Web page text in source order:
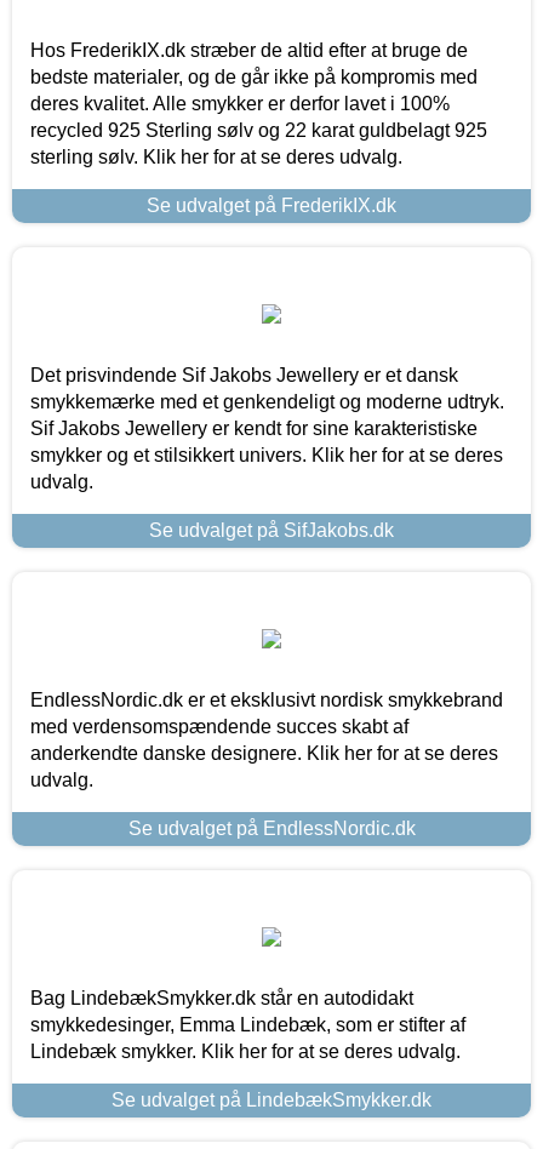
Hos FrederikIX.dk stræber de altid efter at bruge de
bedste materialer, og de går ikke på kompromis med
deres kvalitet. Alle smykker er derfor lavet i 100%
recycled 925 Sterling sølv og 22 karat guldbelagt 925
sterling sølv. Klik her for at se deres udvalg.
Se udvalget på FrederikIX.dk
Det prisvindende Sif Jakobs Jewellery er et dansk
smykkemærke med et genkendeligt og moderne udtryk.
Sif Jakobs Jewellery er kendt for sine karakteristiske
smykker og et stilsikkert univers. Klik her for at se deres
udvalg.
Se udvalget på SifJakobs.dk
EndlessNordic.dk er et eksklusivt nordisk smykkebrand
med verdensomspændende succes skabt af
anderkendte danske designere. Klik her for at se deres
udvalg.
Se udvalget på EndlessNordic.dk
Bag LindebækSmykker.dk står en autodidakt
smykkedesinger, Emma Lindebæk, som er stifter af
Lindebæk smykker. Klik her for at se deres udvalg.
Se udvalget på LindebækSmykker.dk